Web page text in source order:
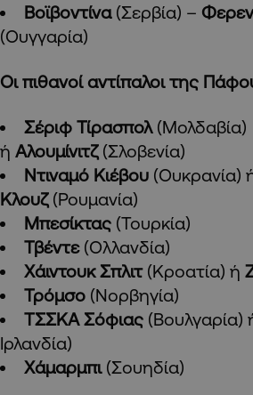
Βοϊβοντίνα(Σερβία) –
(Ουγγαρία)
Οι πιθανοί αντίπαλοι της
Σέριφ Τίρασπολ (Μολδαβία)
ή Αλουμίνιτζ (Σλοβενία)
Ντιναμό Κιέβου (Ουκρανία)
Κλουζ(Ρουμανία)
Μπεσίκτας (Τουρκία)
Τβέντε(Ολλανδία)
Χάιντουκ Σπλιτ(Κροατία) ή
Τρόμσο (Νορβηγία)
ΤΣΣΚΑ Σόφιας (Βουλγαρία)
Ιρλανδία)
Χάμαρμπι(Σουηδία)